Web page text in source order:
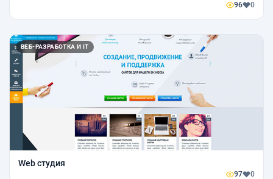
96 0
ВЕБ-РАЗРАБОТКА И IT
Web студия
97 0